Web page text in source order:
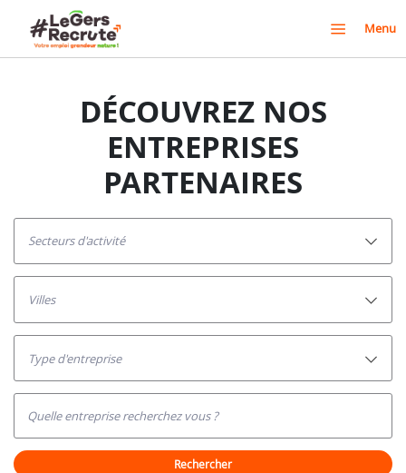
Menu
DÉCOUVREZ NOS
ENTREPRISES
PARTENAIRES
secteurs d'activité
villes
Type d'entreprise
Quelle entreprise recherchez vous ?
rechercher